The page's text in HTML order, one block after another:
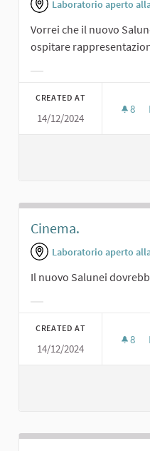
Laboratorio aperto
Vorrei che il nuovo
ospitare
CREATED AT
14/12/2024
8
Cinema.
Laboratorio aperto
Il nuovo Salunei
CREATED AT
14/12/2024
8